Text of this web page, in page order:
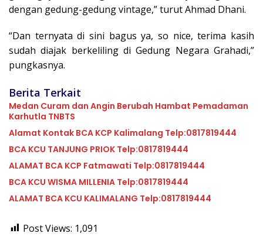
dengan gedung-gedung vintage,” turut Ahmad Dhani.
“Dan ternyata di sini bagus ya, so nice, terima kasih
sudah diajak berkeliling di Gedung Negara Grahadi,”
pungkasnya.
Berita Terkait
Medan Curam dan Angin Berubah Hambat Pemadaman
Karhutla TNBTS
Alamat Kontak BCA KCP Kalimalang Telp:0817819444
BCA KCU TANJUNG PRIOK Telp:0817819444
ALAMAT BCA KCP Fatmawati Telp:0817819444
BCA KCU WISMA MILLENIA Telp:0817819444
ALAMAT BCA KCU KALIMALANG Telp:0817819444
Post Views: 1,091